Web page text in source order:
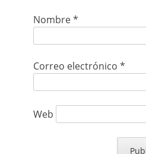
Nombre*
Correo electrónico *
Web